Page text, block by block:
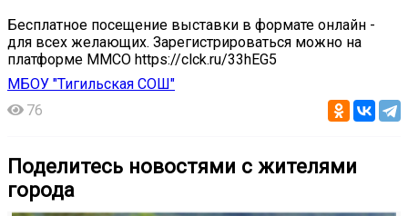
Бесплатное посещение выставки в формате онлайн -
для всех желающих. Зарегистрироваться можно на
платформе ММСО https://clck.ru/33hEG5
МБОУ "Тигильская СОШ"
76
Поделитесь новостями с жителями
города